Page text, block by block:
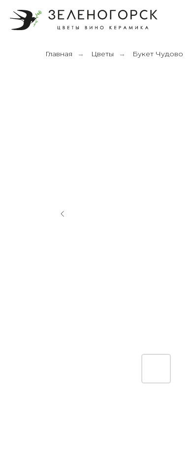
Главная → Цветы → Букет Чудово